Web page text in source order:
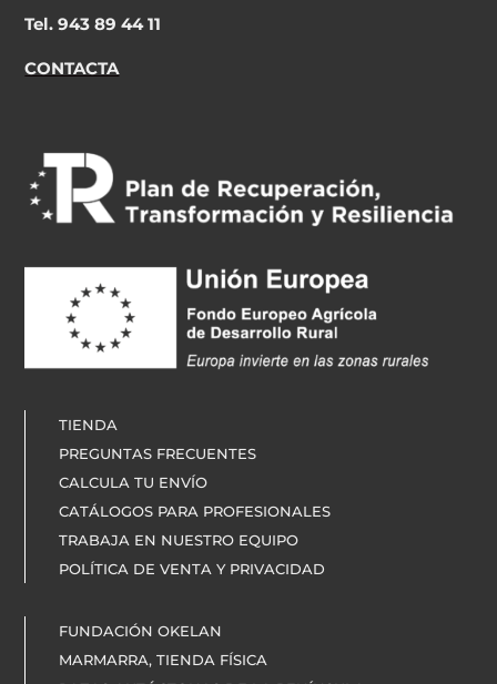
Tel. 943 89 44 11
CONTACTA
TIENDA
PREGUNTAS FRECUENTES
CALCULA TU ENVÍO
CATÁLOGOS PARA PROFESIONALES
TRABAJA EN NUESTRO EQUIPO
POLÍTICA DE VENTA Y PRIVACIDAD
FUNDACIÓN OKELAN
MARMARRA, TIENDA FÍSICA